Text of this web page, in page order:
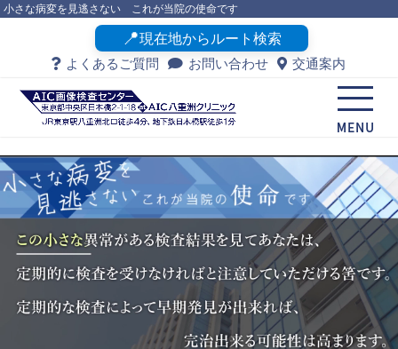
小さな病変を見逃さない これが当院の使命です
📍現在地からルート検索
よくあるご質問 お問い合わせ 交通案内
ー